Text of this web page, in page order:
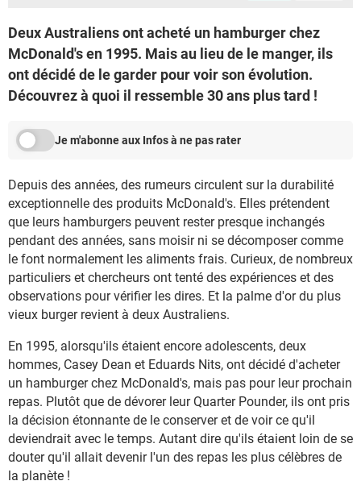
Deux Australiens ont acheté un hamburger chez
McDonald's en 1995. Mais au lieu de le manger, ils
ont décidé de le garder pour voir son évolution.
Découvrez à quoi il ressemble 30 ans plus tard !
Je m'abonne aux Infos à ne pas rater
Depuis des années, des rumeurs circulent sur la durabilité
exceptionnelle des produits McDonald's. Elles prétendent
que leurs hamburgers peuvent rester presque inchangés
pendant des années, sans moisir ni se décomposer comme
le font normalement les aliments frais. Curieux, de nombreux
particuliers et chercheurs ont tenté des expériences et des
observations pour vérifier les dires. Et la palme d'or du plus
vieux burger revient à deux Australiens.
En 1995, alorsqu'ils étaient encore adolescents, deux
hommes, Casey Dean et Eduards Nits, ont décidé d'acheter
un hamburger chez McDonald's, mais pas pour leur prochain
repas. Plutôt que de dévorer leur Quarter Pounder, ils ont pris
la décision étonnante de le conserver et de voir ce qu'il
deviendrait avec le temps. Autant dire qu'ils étaient loin de se
douter qu'il allait devenir l'un des repas les plus célèbres de
la planète !